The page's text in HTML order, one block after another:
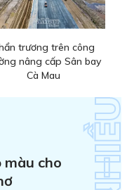
trương trên công
nâng cấp Sân bay
Cà Mau
cho